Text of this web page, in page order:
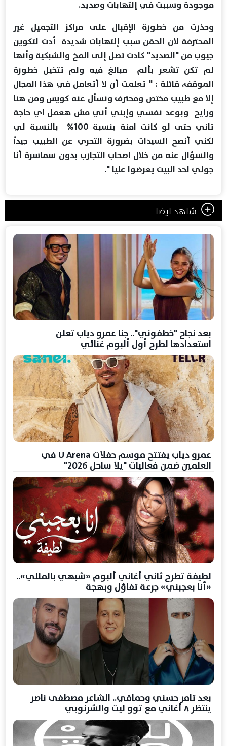
موجودة وسببت في إلتهابات وصديد.
وحذرت من خطورة الإقبال على مراكز التجميل غير
المحترفة لان الحقن سبب إلتهابات شديدة أدت لتكوين
جيوب من "الصديد" كادت تصل إلى المخ والشبكية وأنها
لم تكن تشعر بألم مبالغ فيه ولم تتخيل خطورة
الموقف، قائلة : " تعلمت أن لا أتعامل في هذا المجال
إلا مع طبيب مختص ومحترف ونسأل عنه كويس ومن هنا
ورايح وبوعد نفسي وإبني أني مش هعمل اي حاجة
تاني حتى لو كانت امنة بنسبة 100% بالنسبة لي
لكني أنصح السيدات بضرورة التحري عن الطبيب جيداً
والسؤال عنه من خلال اصحاب التجارب بدون سماسرة أنا
جولي لحد البيت يعرضوا عليا ".
شاهد ايضا
بعد نجاح "خطفوني".. جنا عمرو دياب تعلن
استعدادها لطرح أول ألبوم غنائي
عمرو دياب يفتتح موسم حفلات U Arena في
العلمين ضمن فعاليات "يلا ساحل 2026"
لطيفة تطرح ثاني أغاني ألبوم «شبهي بالمللي»..
«أنا بعجبني» جرعة تفاؤل وبهجة
بعد تامر حسني وحماقي.. الشاعر مصطفى ناصر
ينتظر ٨ أغاني مع توو ليت والشرنوبي